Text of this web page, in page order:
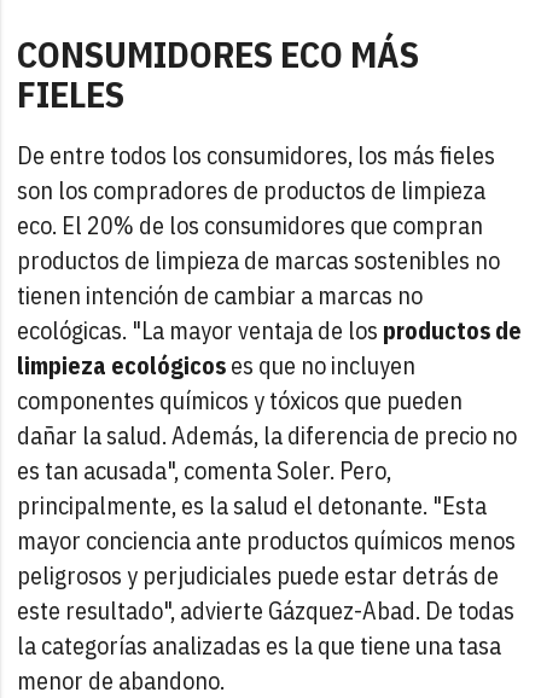
CONSUMIDORES ECO MÁS
FIELES
De entre todos los consumidores, los más fieles
son los compradores de productos de limpieza
eco. El 20% de los consumidores que compran
productos de limpieza de marcas sostenibles no
tienen intención de cambiar a marcas no
ecológicas. "La mayor ventaja de los productos de
limpieza ecológicoses que no incluyen
componentes químicos y tóxicos que pueden
dañar la salud. Además, la diferencia de precio no
es tan acusada", comenta Soler. Pero,
principalmente, es la salud el detonante. "Esta
mayor conciencia ante productos químicos menos
peligrosos y perjudiciales puede estar detrás de
este resultado", advierte Gázquez-Abad. De todas
la categorías analizadas es la que tiene una tasa
menor de abandono.